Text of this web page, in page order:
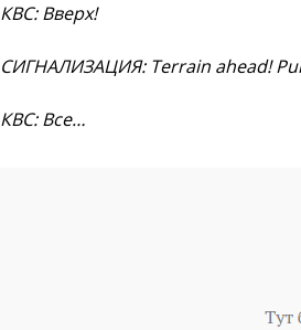
КВС: Вверх!
СИГНАЛИЗАЦИЯ: Terrain ahead!
КВС: Все…